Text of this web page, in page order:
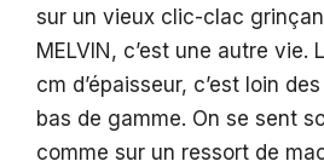
sur un vieux clic-clac
MELVIN, c’est une autre vie.
cm d’épaisseur, c’est loin
bas de gamme. On se sent
comme sur un ressort de